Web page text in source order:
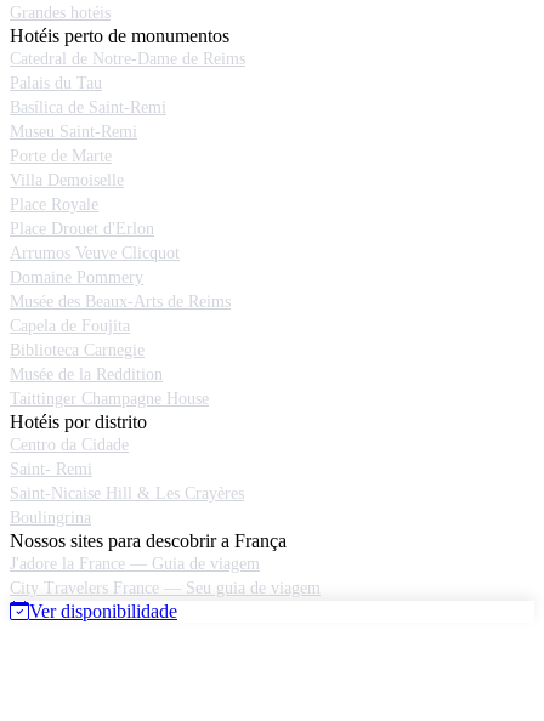
Grandes hotéis
Hotéis perto de monumentos
Catedral de Notre-Dame de Reims
Palais du Tau
Basílica de Saint-Remi
Museu Saint-Remi
Porte de Marte
Villa Demoiselle
Place Royale
Place Drouet d'Erlon
Arrumos Veuve Clicquot
Domaine Pommery
Musée des Beaux-Arts de Reims
Capela de Foujita
Biblioteca Carnegie
Musée de la Reddition
Taittinger Champagne House
Hotéis por distrito
Centro da Cidade
Saint- Remi
Saint-Nicaise Hill & Les Crayères
Boulingrina
Nossos sites para descobrir a França
J'adore la France — Guia de viagem
City Travelers France — Seu guia de viagem
Ver disponibilidade